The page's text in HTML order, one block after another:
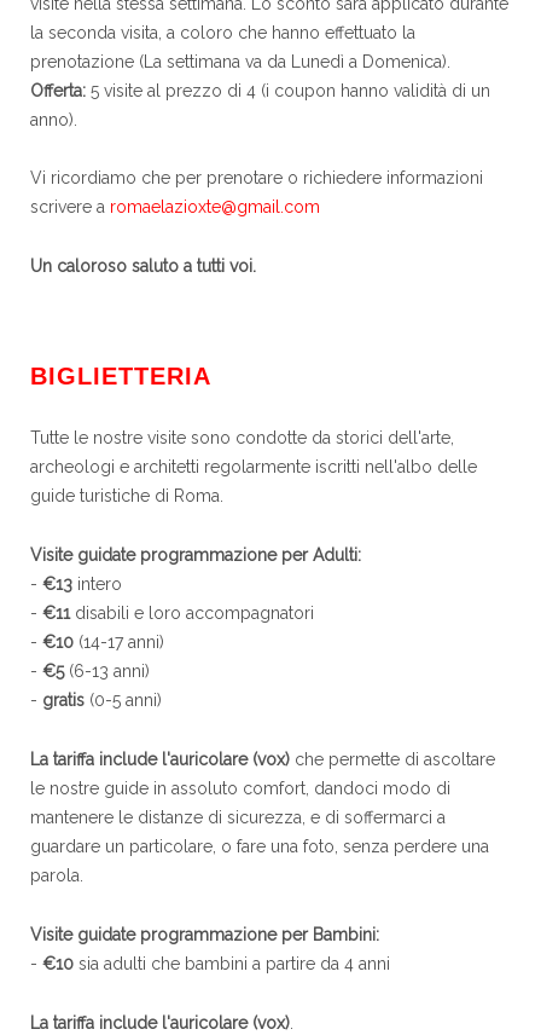
visite nella stessa settimana. Lo sconto sarà applicato durante
la seconda visita, a coloro che hanno effettuato la
prenotazione (La settimana va da Lunedì a Domenica).
Offerta: 5 visite al prezzo di 4 (i coupon hanno validità di un
anno).
Vi ricordiamo che per prenotare o richiedere informazioni
scrivere a romaelazioxte@gmail.com
Un caloroso saluto a tutti voi.
BIGLIETTERIA
Tutte le nostre visite sono condotte da storici dell'arte,
archeologi e architetti regolarmente iscritti nell'albo delle
guide turistiche di Roma.
Visite guidate programmazione per Adulti:
- €13 intero
- €11disabili e loro accompagnatori
- €10 (14-17 anni)
- €5(6-13 anni)
- gratis (0-5 anni)
La tariffa include l'auricolare (vox) che permette di ascoltare
le nostre guide in assoluto comfort, dandoci modo di
mantenere le distanze di sicurezza, e di soffermarci a
guardare un particolare, o fare una foto, senza perdere una
parola.
Visite guidate programmazione per Bambini:
- €10 sia adulti che bambini a partire da 4 anni
La tariffa include l'auricolare (vox).